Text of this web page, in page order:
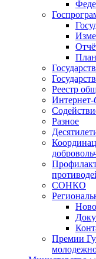
Реестр
Интернет-
Разное
СОНКО
Премии